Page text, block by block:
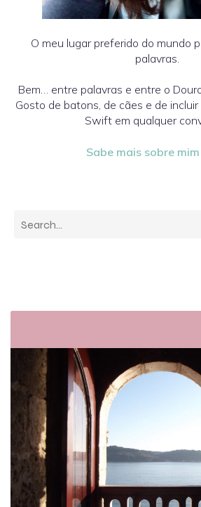
O meu lugar preferido do mundo
palavras.
Bem… entre palavras e entre o
Gosto de batons, de cães e de
Swift em qualquer
Sabe mais sobre